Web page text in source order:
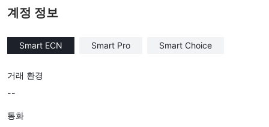
계정 정보
Smart ECN Smart Pro Smart Choice
거래 환경
--
통화